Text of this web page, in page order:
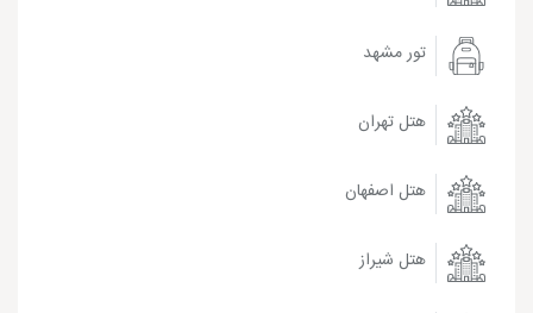
تور مشهد
هتل تهران
هتل اصفهان
هتل شیراز